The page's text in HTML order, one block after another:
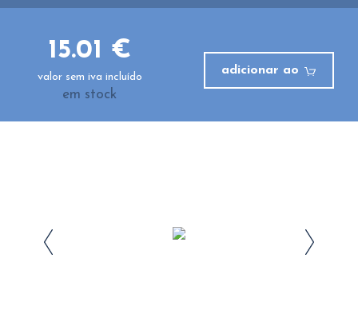
15.01 €
valor sem iva incluído
em stock
adicionar ao